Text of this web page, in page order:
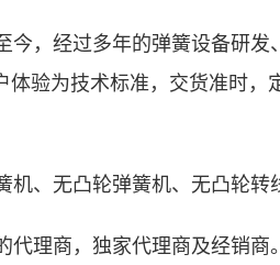
今，经过多年的弹簧设备研
体验为技术标准，交货准时
、无凸轮弹簧机、无凸轮转
理商，独家代理商及经销商。